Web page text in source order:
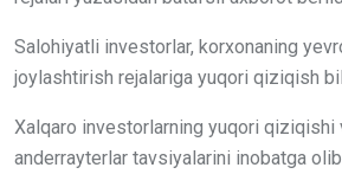
Salohiyatli investorlar, korxonaning
joylashtirish rejalariga yuqori qiziqish
Xalqaro investorlarning yuqori qiziqishi
anderrayterlar tavsiyalarini inobatga